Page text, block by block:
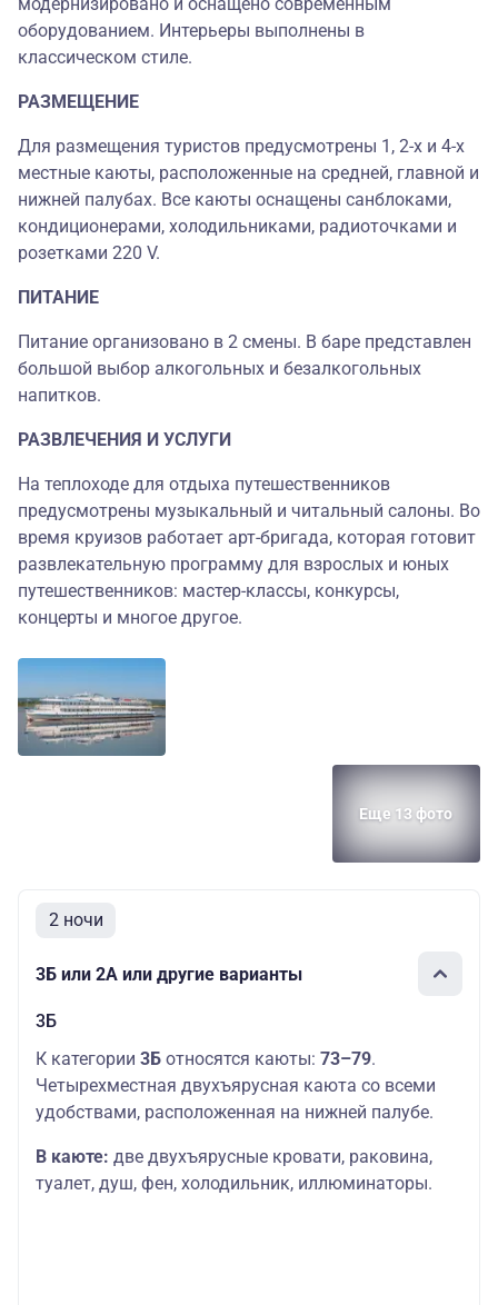
оборудованием. Интерьеры выполнены в
классическом стиле.
РАЗМЕЩЕНИЕ
Для размещения туристов предусмотрены 1, 2-х и 4-х
местные каюты, расположенные на средней, главной и
нижней палубах. Все каюты оснащены санблоками,
кондиционерами, холодильниками, радиоточками и
розетками 220 V.
ПИТАНИЕ
Питание организовано в 2 смены. В баре представлен
большой выбор алкогольных и безалкогольных
напитков.
РАЗВЛЕЧЕНИЯ И УСЛУГИ
На теплоходе для отдыха путешественников
предусмотрены музыкальный и читальный салоны. Во
время круизов работает арт-бригада, которая готовит
развлекательную программу для взрослых и юных
путешественников: мастер-классы, конкурсы,
концерты и многое другое.
Еще 13 фото
2 ночи
3Б или 2А или другие варианты
3Б
К категории 3Б относятся каюты: 73–79.
Четырехместная двухъярусная каюта со всеми
удобствами, расположенная на нижней палубе.
В каюте: две двухъярусные кровати, раковина,
туалет, душ, фен, холодильник, иллюминаторы.